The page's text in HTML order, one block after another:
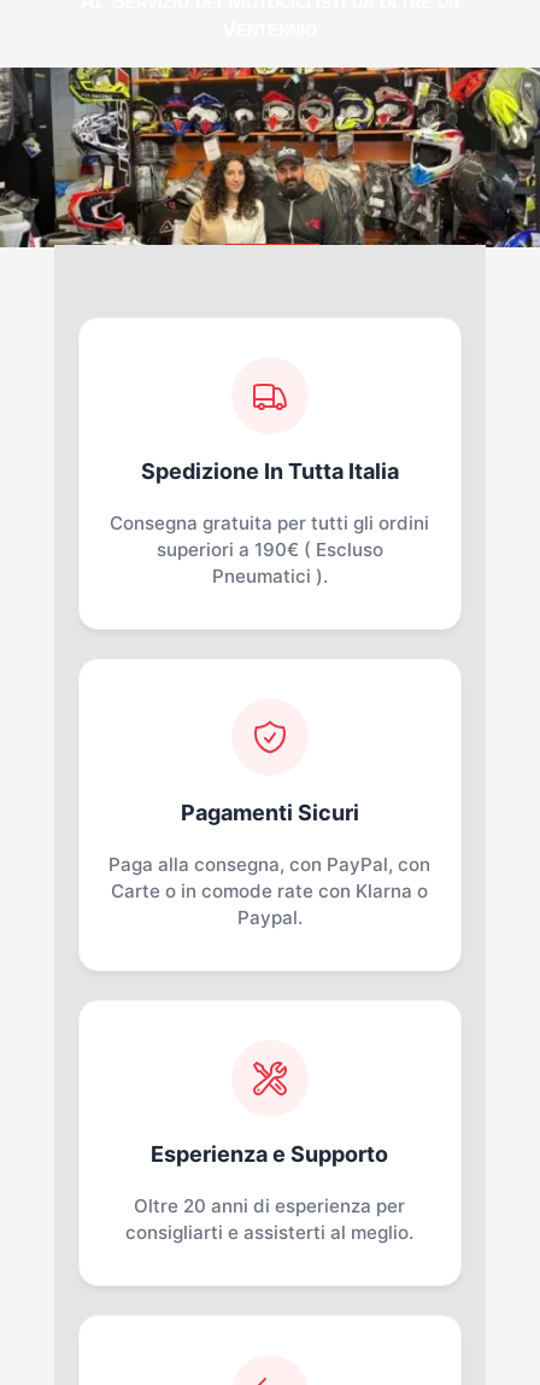
Perchè Acquistare da noi?
Spedizione In Tutta Italia
Consegna gratuita per tutti gli ordini
superiori a 190€ ( Escluso
Pneumatici ).
Pagamenti Sicuri
Paga alla consegna, con PayPal, con
Carte o in comode rate con Klarna o
Paypal.
Esperienza e Supporto
Oltre 20 anni di esperienza per
consigliarti e assisterti al meglio.